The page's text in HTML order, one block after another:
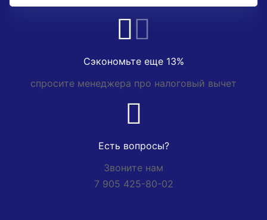
Сэкономьте еще 13%
спросите менеджера про налоговый вычет
Есть вопросы?
Звоните нам
7 905 425-80-02